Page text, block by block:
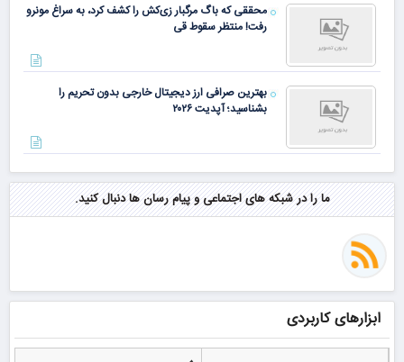
محققی که باگ مرگبار زی‌کش را کشف کرد، به سراغ مونرو
رفت! منتظر سقوط قی
بهترین صرافی ارز دیجیتال خارجی بدون تحریم را
بشناسید؛ آپدیت ۲۰۲۶
ما را در شبکه های اجتماعی و پیام رسان ها دنبال کنید.
ابزارهای کاربردی